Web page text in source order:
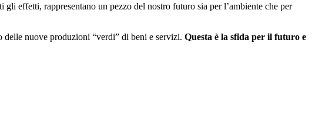
gli effetti, rappresentano un pezzo del nostro futuro sia per l’ambiente che per
delle nuove produzioni “verdi” di beni e servizi. Questa è la sfida per il futuro e